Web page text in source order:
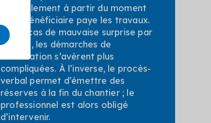
généralement à partir du moment
où le bénéficiaire paye les travaux.
Or, en cas de mauvaise surprise par
la suite, les démarches de
réclamation s’avèrent plus
compliquées. À l’inverse, le procès-
verbal permet d’émettre des
réserves à la fin du chantier ; le
professionnel est alors obligé
d’intervenir.